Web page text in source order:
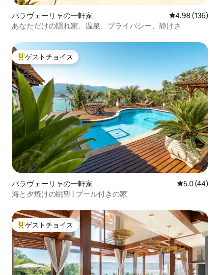
バラヴェーリャの一軒家 レビュー136
4.98 (136)
あなただけの隠れ家、温泉、プライバシー、静けさ
大好評のゲストチョイスです。
ゲストチョイス
バラヴェーリャの一軒家 レビュー44
5.0 (44)
海と夕焼けの眺望 | プール付きの家
大好評のゲストチョイスです。
ゲストチョイス